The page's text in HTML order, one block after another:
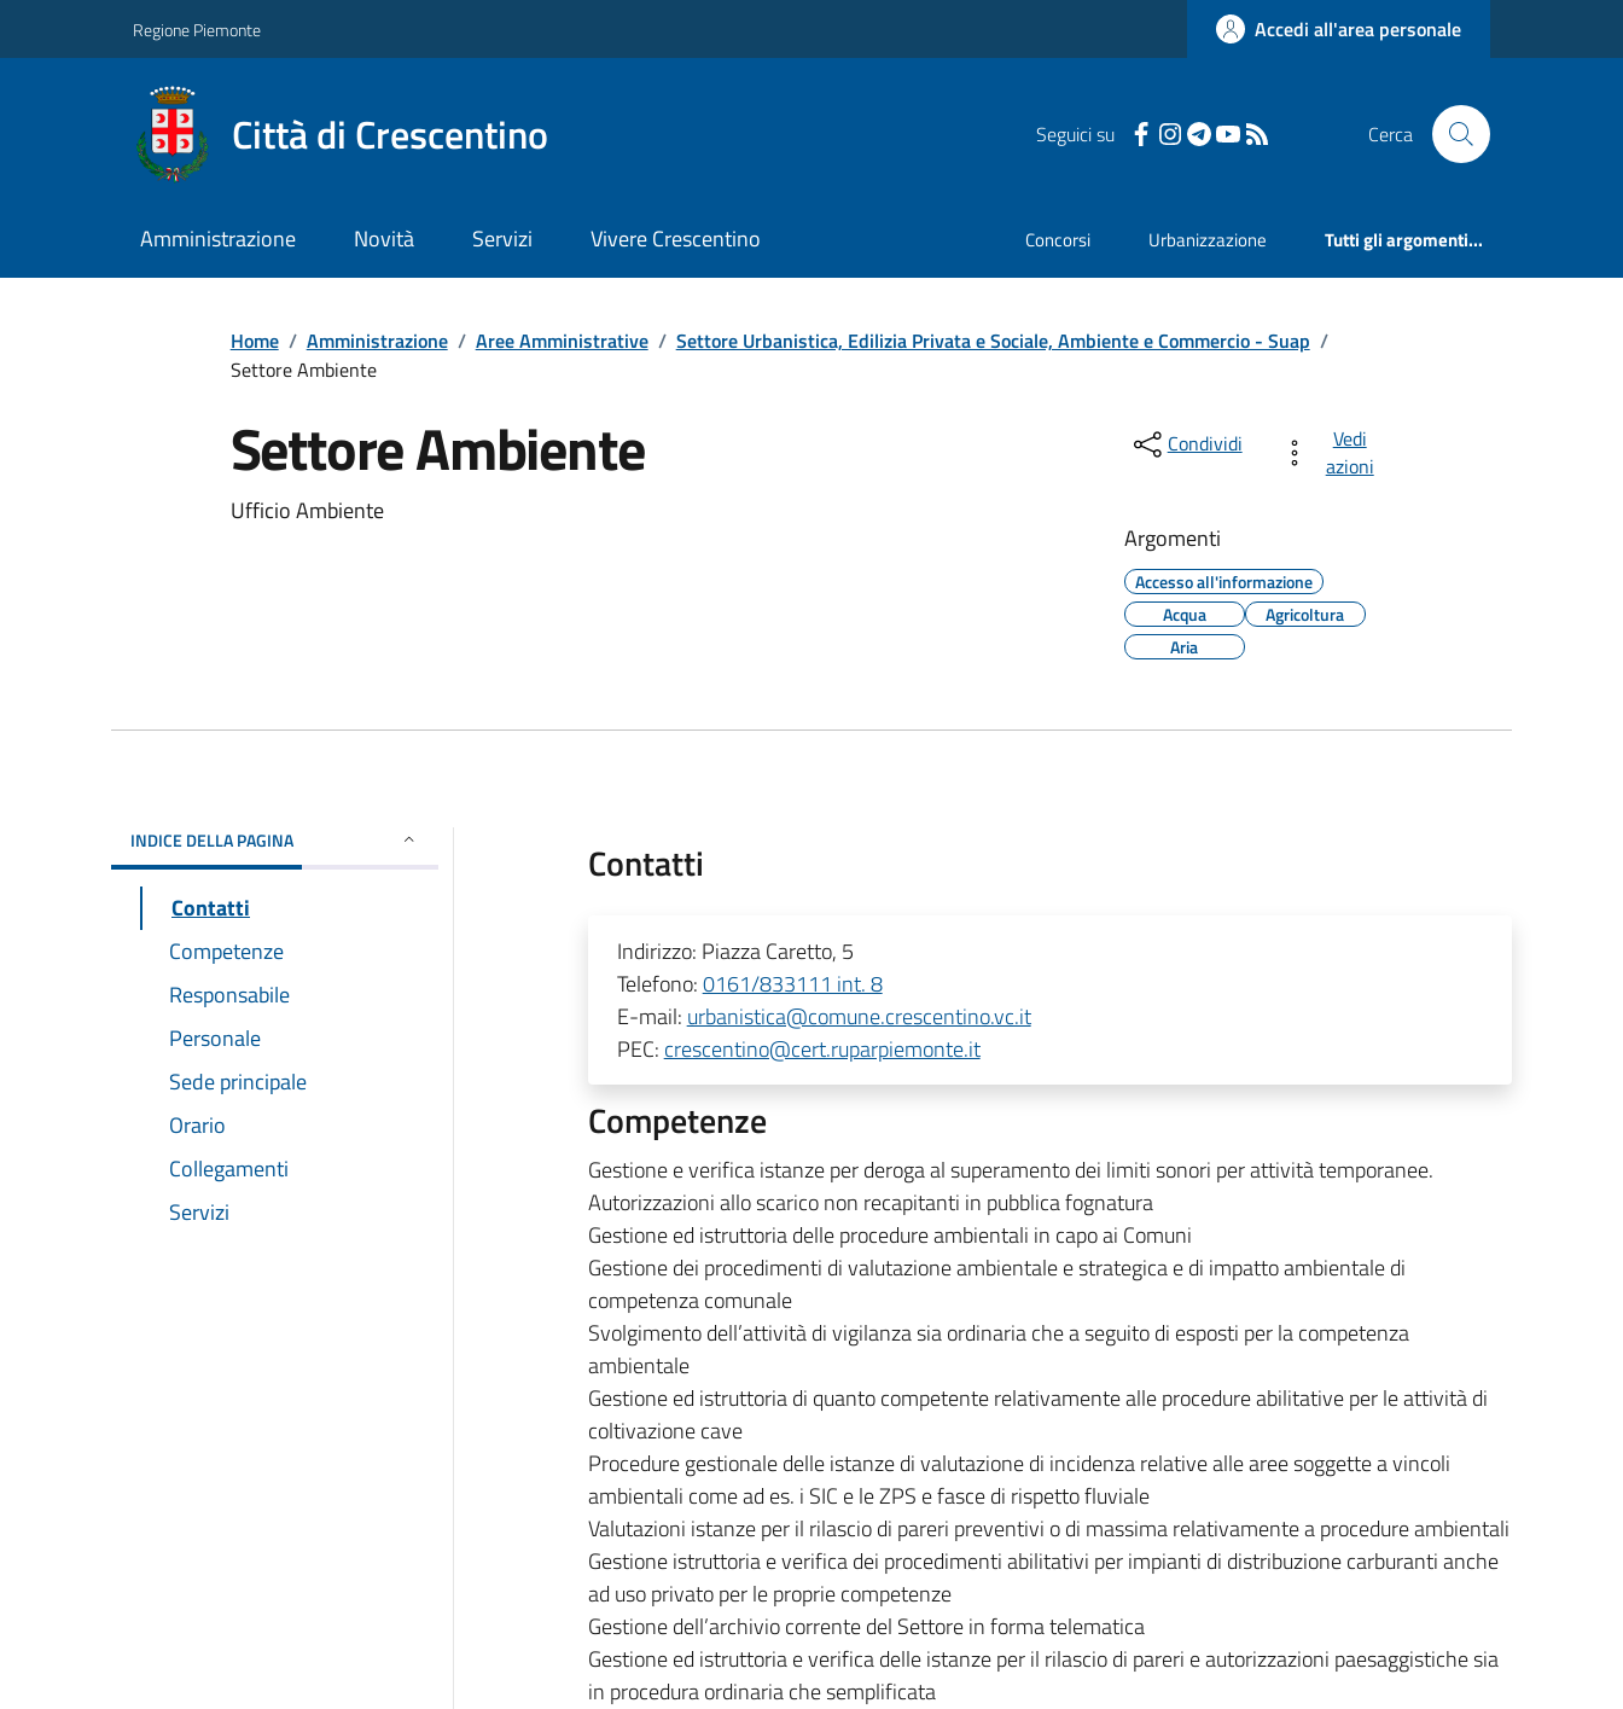
Regione Piemonte Accedi all'area personale
Città di Crescentino Seguici su Cerca
Amministrazione Novità Servizi Vivere Crescentino Concorsi Urbanizzazione Tutti gli argomenti...
Home / Amministrazione / Aree Amministrative / Settore Urbanistica, Edilizia Privata e Sociale, Ambiente e Commercio - Suap /
Settore Ambiente
Settore Ambiente
Ufficio Ambiente
Condividi
Vedi
azioni
Argomenti
Accesso all'informazione
Acqua
Agricoltura
Aria
INDICE DELLA PAGINA
Contatti
Competenze
Responsabile
Personale
Sede principale
Orario
Collegamenti
Servizi
Contatti
Indirizzo: Piazza Caretto, 5
Telefono:0161/833111 int. 8
E-mail: urbanistica@comune.crescentino.vc.it
PEC: crescentino@cert.ruparpiemonte.it
Competenze
Gestione e verifica istanze per deroga al superamento dei limiti sonori per attività temporanee.
Autorizzazioni allo scarico non recapitanti in pubblica fognatura
Gestione ed istruttoria delle procedure ambientali in capo ai Comuni
Gestione dei procedimenti di valutazione ambientale e strategica e di impatto ambientale di
competenza comunale
Svolgimento dell’attività di vigilanza sia ordinaria che a seguito di esposti per la competenza
ambientale
Gestione ed istruttoria di quanto competente relativamente alle procedure abilitative per le attività di
coltivazione cave
Procedure gestionale delle istanze di valutazione di incidenza relative alle aree soggette a vincoli
ambientali come ad es. i SIC e le ZPS e fasce di rispetto fluviale
Valutazioni istanze per il rilascio di pareri preventivi o di massima relativamente a procedure ambientali
Gestione istruttoria e verifica dei procedimenti abilitativi per impianti di distribuzione carburanti anche
ad uso privato per le proprie competenze
Gestione dell’archivio corrente del Settore in forma telematica
Gestione ed istruttoria e verifica delle istanze per il rilascio di pareri e autorizzazioni paesaggistiche sia
in procedura ordinaria che semplificata